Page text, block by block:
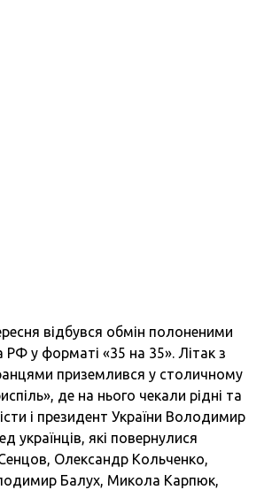
відбувся обмін полоненими
РФ у форматі «35 на 35». Літак з
приземлився у столичному
де на нього чекали рідні та
і президент України Володимир
українців, які повернулися
Олександр Кольченко,
Балух, Микола Карпюк,